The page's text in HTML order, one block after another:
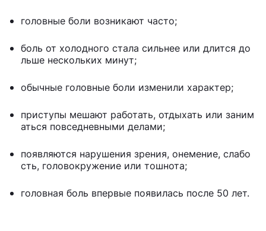
головные боли возникают часто;
боль от холодного стала сильнее или длится до
льше нескольких минут;
обычные головные боли изменили характер;
приступы мешают работать, отдыхать или заним
аться повседневными делами;
появляются нарушения зрения, онемение, слабо
сть, головокружение или тошнота;
головная боль впервые появилась после 50 лет.